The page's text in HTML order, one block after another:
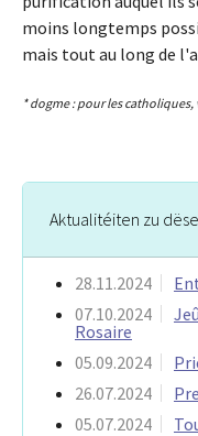
moins longtemps
mais tout au long de
* dogme : pour les
Aktualitéiten zu
28.11.2024
07.10.2024
Rosaire
05.09.2024
26.07.2024
05.07.2024